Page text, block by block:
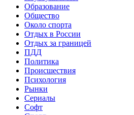
Образование
Общество
Около спорта
Отдых в России
Отдых за границей
ПДД
Политика
Происшествия
Психология
Рынки
Сериалы
Софт